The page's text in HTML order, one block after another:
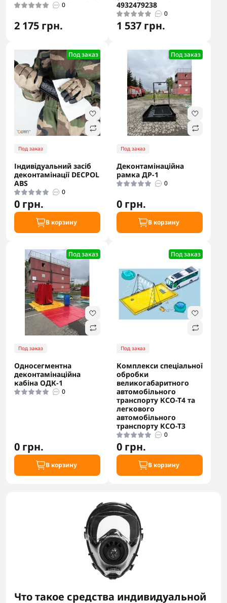
0
2 175 грн.
4932479238
0
1 537 грн.
Под заказ
Под заказ
Індивідуальний засіб
деконтамінації DECPOL
ABS
0
0 грн.
В корзину
Под заказ
Под заказ
Деконтамінаційна
рамка ДР-1
0
0 грн.
В корзину
Под заказ
Под заказ
Односегментна
деконтамінаційна
кабіна ОДК-1
0
0 грн.
В корзину
Под заказ
Под заказ
Комплекси спеціальної
обробки
великогабаритного
автомобільного
транспорту КСО-Т4 та
легкового
автомобільного
транспорту КСО-Т3
0
0 грн.
В корзину
Что такое средства индивидуальной